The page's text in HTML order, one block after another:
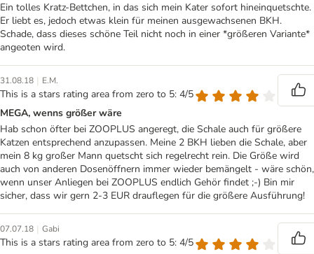
Ein tolles Kratz-Bettchen, in das sich mein Kater sofort hineinquetschte.
Er liebt es, jedoch etwas klein für meinen ausgewachsenen BKH.
Schade, dass dieses schöne Teil nicht noch in einer *größeren Variante*
angeoten wird.
31.08.18 | E.M.
This is a stars rating area from zero to 5: 4/5
MEGA, wenns größer wäre
Hab schon öfter bei ZOOPLUS angeregt, die Schale auch für größere
Katzen entsprechend anzupassen. Meine 2 BKH lieben die Schale, aber
mein 8 kg großer Mann quetscht sich regelrecht rein. Die Größe wird
auch von anderen Dosenöffnern immer wieder bemängelt - wäre schön,
wenn unser Anliegen bei ZOOPLUS endlich Gehör findet ;-) Bin mir
sicher, dass wir gern 2-3 EUR drauflegen für die größere Ausführung!
07.07.18 | Gabi
This is a stars rating area from zero to 5: 4/5